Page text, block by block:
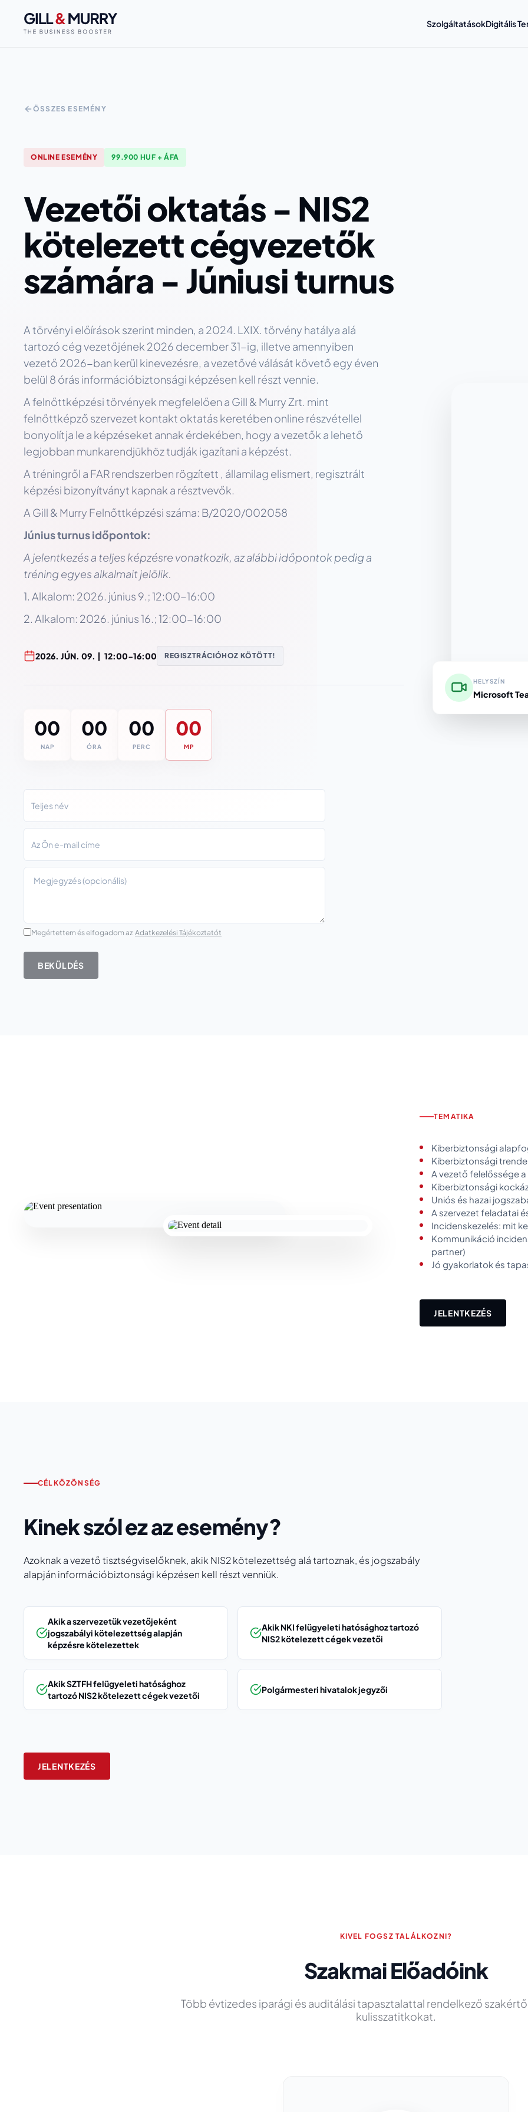
SzolgáltatásokDigitális
ÖSSZES ESEMÉNY
ONLINEESEMÉNY 99.900 HUF + ÁFA
Vezetői oktatás - NIS2
kötelezett cégvezetők
számára - Júniusi turnus
A törvényi előírások szerint minden, a 2024. LXIX. törvény hatálya alá
tartozó cég vezetőjének 2026 december 31-ig, illetve amennyiben
vezető 2026-ban kerül kinevezésre, a vezetővé válását követő egy éven
belül 8 órás információbiztonsági képzésen kell részt vennie.
A felnőttképzési törvények megfelelően a Gill & Murry Zrt. mint
felnőttképző szervezet kontakt oktatás keretében online részvétellel
bonyolítja le a képzéseket annak érdekében, hogy a vezetők a lehető
legjobban munkarendjükhöz tudják igazítani a képzést.
A tréningről a FAR rendszerben rögzített , államilag elismert, regisztrált
képzési bizonyítványt kapnak a résztvevők.
A Gill & Murry Felnőttképzési száma: B/2020/002058
Június turnus időpontok:
A jelentkezés a teljes képzésre vonatkozik, az alábbi időpontok pedig a
tréning egyes alkalmait jelölik.​
1. Alkalom: 2026. június 9.; 12:00-16:00
2. Alkalom: 2026. június 16.; 12:00-16:00
2026. JÚN. 09. | 12:00-16:00 REGISZTRÁCIÓHOZ KÖTÖTT!
00
NAP
00
ÓRA
00
PERC
00
MP
Megértettem és elfogadom az Adatkezelési Tájékoztatót
HELYSZÍN
Microsoft
TEMATIKA
Kiberbiztonsági
Kiberbiztonsági
A vezető felelőssége
Kiberbiztonsági
Uniós és hazai
A szervezet feladatai
Incidenskezelés: mit
Kommunikáció
partner)
Jó gyakorlatok és
JELENTKEZÉS
CÉLKÖZÖNSÉG
Kinek szól ez az esemény?
Azoknak a vezető tisztségviselőknek, akik NIS2 kötelezettség alá tartoznak, és jogszabály
alapján információbiztonsági képzésen kell részt venniük.
Akik a szervezetük vezetőjeként
jogszabályi kötelezettség alapján
képzésre kötelezettek
Akik NKI felügyeleti hatósághoz tartozó
NIS2 kötelezett cégek vezetői
Akik SZTFH felügyeleti hatósághoz
tartozó NIS2 kötelezett cégek vezetői
Polgármesteri hivatalok jegyzői
JELENTKEZÉS
KIVEL FOGSZ TALÁLKOZNI?
Szakmai Előadóink
Több évtizedes iparági és auditálási tapasztalattal rendelkező
kulisszatitkokat.